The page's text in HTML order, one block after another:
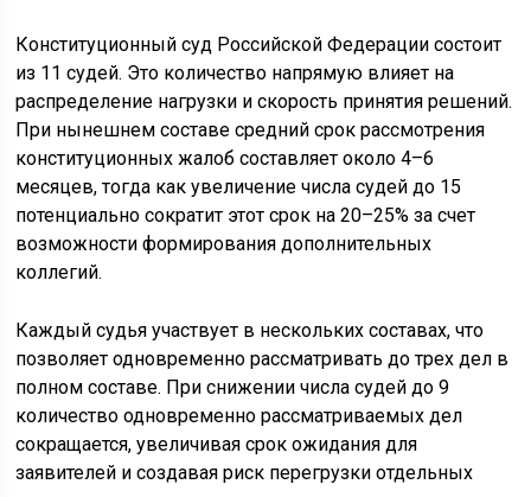
Конституционный суд Российской Федерации состоит
из 11 судей. Это количество напрямую влияет на
распределение нагрузки и скорость принятия решений.
При нынешнем составе средний срок рассмотрения
конституционных жалоб составляет около 4–6
месяцев, тогда как увеличение числа судей до 15
потенциально сократит этот срок на 20–25% за счет
возможности формирования дополнительных
коллегий.
Каждый судья участвует в нескольких составах, что
позволяет одновременно рассматривать до трех дел в
полном составе. При снижении числа судей до 9
количество одновременно рассматриваемых дел
сокращается, увеличивая срок ожидания для
заявителей и создавая риск перегрузки отдельных